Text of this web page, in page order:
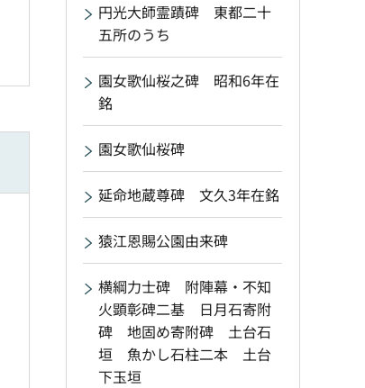
円光大師霊蹟碑 東都二十
五所のうち
園女歌仙桜之碑 昭和6年在
銘
園女歌仙桜碑
延命地蔵尊碑 文久3年在銘
猿江恩賜公園由来碑
横綱力士碑 附陣幕・不知
火顕彰碑二基 日月石寄附
碑 地固め寄附碑 土台石
垣 魚かし石柱二本 土台
下玉垣